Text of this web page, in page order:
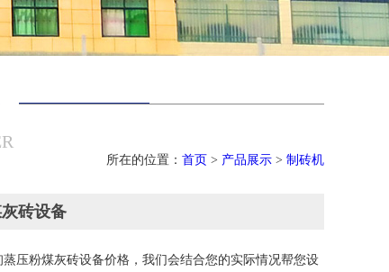
所在的位置： 首页 > 产品展示 > 制砖机
砖设备
压粉煤灰砖设备价格，我们会结合您的实际情况帮您设